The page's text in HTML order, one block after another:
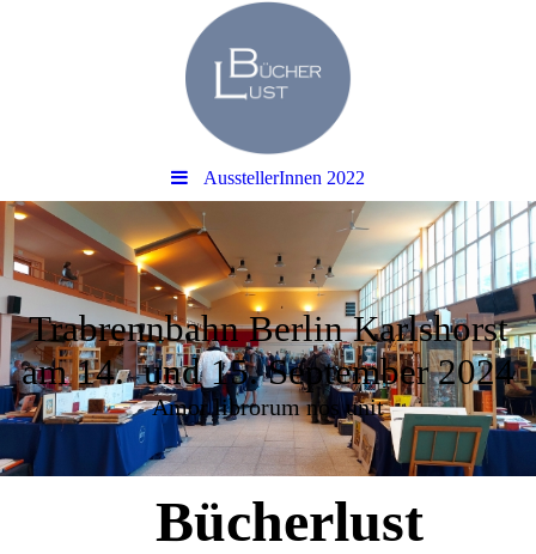
AusstellerInnen 2022
Trabrennbahn Berlin Karlshorst
am 14. und 15. September 2024
Amor librorum nos unit
Bücherlust